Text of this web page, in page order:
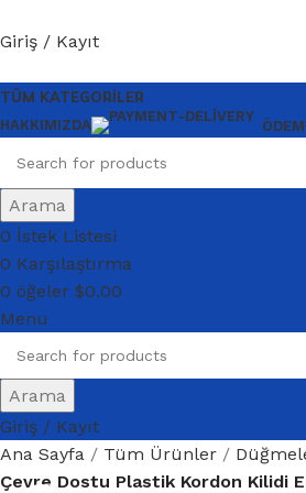
Giriş / Kayıt
TÜM KATEGORILER
HAKKIMIZDA
Arama
0 İstek Listesi
0 Karşılaştırma
0 öğeler $0.00
Menu
Arama
Giriş / Kayıt
Ana Sayfa
Tüm Ürünler
Çevre Dostu Plastik Kordon Kilidi